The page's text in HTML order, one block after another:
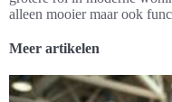
alleen mooier maar ook
Meer artikelen